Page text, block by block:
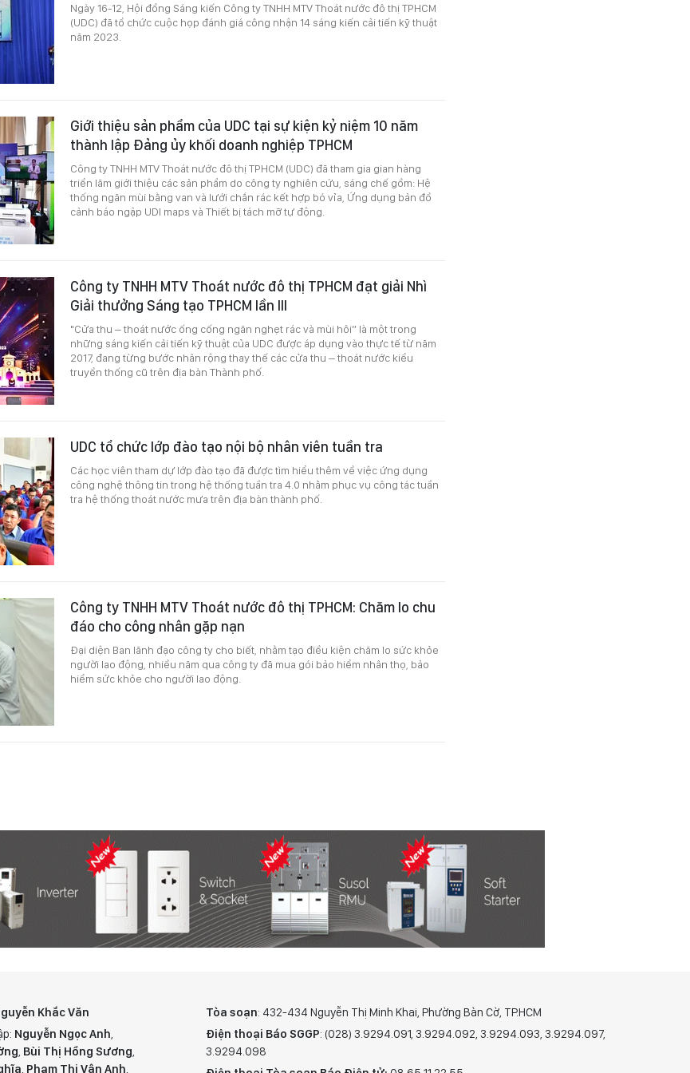
Ngày 16-12, Hội đồng Sáng kiến Công ty TNHH MTV Thoát nước đô thị TPHCM
(UDC) đã tổ chức cuộc họp đánh giá công nhận 14 sáng kiến cải tiến kỹ thuật
năm 2023.
Giới thiệu sản phẩm của UDC tại sự kiện kỷ niệm 10 năm
thành lập Đảng ủy khối doanh nghiệp TPHCM
Công ty TNHH MTV Thoát nước đô thị TPHCM (UDC) đã tham gia gian hàng
triển lãm giới thiệu các sản phẩm do công ty nghiên cứu, sáng chế gồm: Hệ
thống ngăn mùi bằng van và lưới chắn rác kết hợp bó vỉa, Ứng dụng bản đồ
cảnh báo ngập UDI maps và Thiết bị tách mỡ tự động.
Công ty TNHH MTV Thoát nước đô thị TPHCM đạt giải Nhì
Giải thưởng Sáng tạo TPHCM lần III
"Cửa thu – thoát nước ống cống ngăn nghẹt rác và mùi hôi” là một trong
những sáng kiến cải tiến kỹ thuật của UDC được áp dụng vào thực tế từ năm
2017, đang từng bước nhân rộng thay thế các cửa thu – thoát nước kiểu
truyền thống cũ trên địa bàn Thành phố.
UDC tổ chức lớp đào tạo nội bộ nhân viên tuần tra
Các học viên tham dự lớp đào tạo đã được tìm hiểu thêm về việc ứng dụng
công nghệ thông tin trong hệ thống tuần tra 4.0 nhằm phục vụ công tác tuần
tra hệ thống thoát nước mưa trên địa bàn thành phố.
Công ty TNHH MTV Thoát nước đô thị TPHCM: Chăm lo chu
đáo cho công nhân gặp nạn
Đại diện Ban lãnh đạo công ty cho biết, nhằm tạo điều kiện chăm lo sức khỏe
người lao động, nhiều năm qua công ty đã mua gói bảo hiểm nhân thọ, bảo
hiểm sức khỏe cho người lao động.
Khắc Văn
Nguyễn Ngọc Anh,
, Bùi Thị Hồng Sương,
, Phạm Thị Vân Anh,
Tòa soạn: 432-434 Nguyễn Thị Minh Khai, Phường Bàn Cờ, TP.HCM
Điện thoại Báo SGGP: (028) 3.9294.091, 3.9294.092, 3.9294.093, 3.9294.097,
3.9294.098